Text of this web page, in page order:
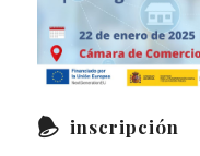
inscripción